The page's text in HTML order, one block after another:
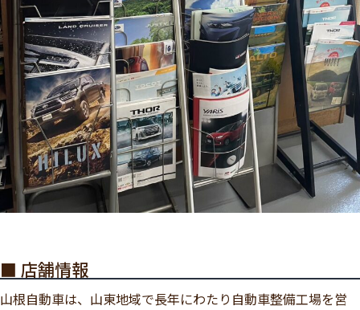
■ 店舗情報
山根自動車は、山東地域で長年にわたり自動車整備工場を営